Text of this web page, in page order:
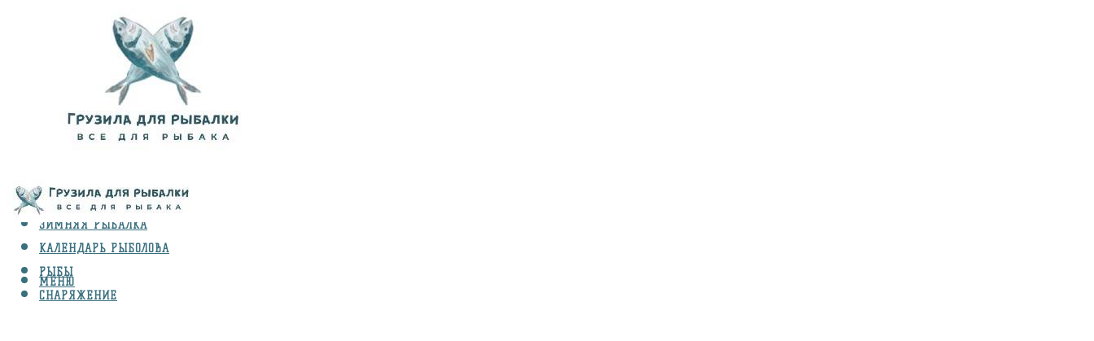
ВИДЫ ЛОВЛИ
ЗИМНЯЯ РЫБАЛКА
КАЛЕНДАРЬ РЫБОЛОВА
РЫБЫ
СНАРЯЖЕНИЕ
МЕНЮ